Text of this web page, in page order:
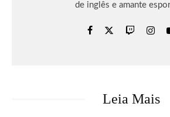
de inglês e amante
Leia Mais